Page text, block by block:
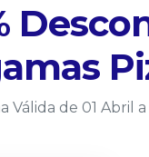
Válida de 01 Abril